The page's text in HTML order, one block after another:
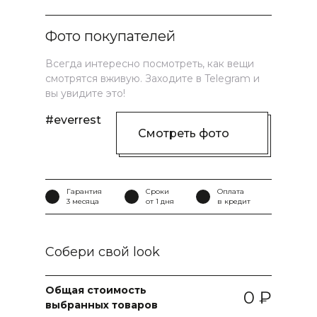
Фото покупателей
Всегда интересно посмотреть, как вещи
смотрятся вживую. Заходите в Telegram и
вы увидите это!
#everrest
Смотреть фото
Гарантия
3 месяца
Сроки
от 1 дня
Оплата
в кредит
Собери свой look
Общая стоимость
выбранных товаров
0